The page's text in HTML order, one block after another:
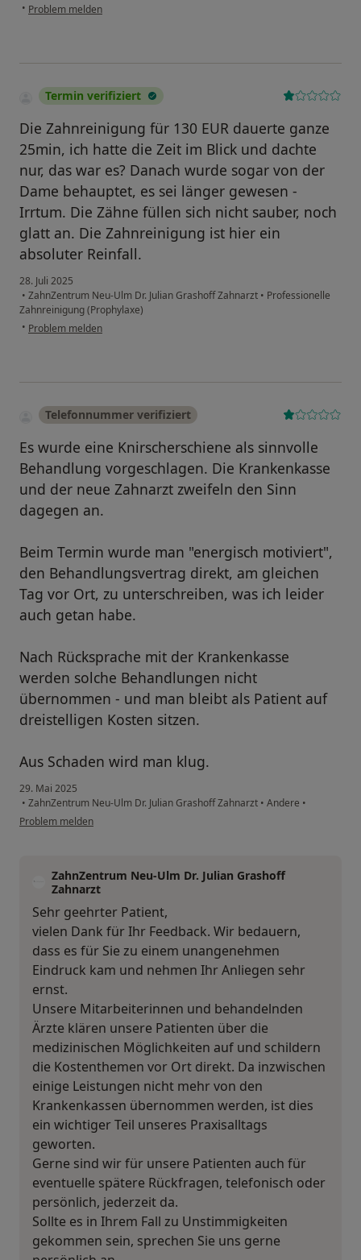
• Problem melden
Termin verifiziert
Die Zahnreinigung für 130 EUR dauerte ganze
25min, ich hatte die Zeit im Blick und dachte
nur, das war es? Danach wurde sogar von der
Dame behauptet, es sei länger gewesen -
Irrtum. Die Zähne füllen sich nicht sauber, noch
glatt an. Die Zahnreinigung ist hier ein
absoluter Reinfall.
28. Juli 2025
• ZahnZentrum Neu-Ulm Dr. Julian Grashoff Zahnarzt • Professionelle
Zahnreinigung (Prophylaxe)
• Problem melden
Telefonnummer verifiziert
Es wurde eine Knirscherschiene als sinnvolle
Behandlung vorgeschlagen. Die Krankenkasse
und der neue Zahnarzt zweifeln den Sinn
dagegen an.
Beim Termin wurde man "energisch motiviert",
den Behandlungsvertrag direkt, am gleichen
Tag vor Ort, zu unterschreiben, was ich leider
auch getan habe.
Nach Rücksprache mit der Krankenkasse
werden solche Behandlungen nicht
übernommen - und man bleibt als Patient auf
dreistelligen Kosten sitzen.
Aus Schaden wird man klug.
29. Mai 2025
• ZahnZentrum Neu-Ulm Dr. Julian Grashoff Zahnarzt • Andere •
Problem melden
ZahnZentrum Neu-Ulm Dr. Julian Grashoff
Zahnarzt
Sehr geehrter Patient,
vielen Dank für Ihr Feedback. Wir bedauern,
dass es für Sie zu einem unangenehmen
Eindruck kam und nehmen Ihr Anliegen sehr
ernst.
Unsere Mitarbeiterinnen und behandelnden
Ärzte klären unsere Patienten über die
medizinischen Möglichkeiten auf und schildern
die Kostenthemen vor Ort direkt. Da inzwischen
einige Leistungen nicht mehr von den
Krankenkassen übernommen werden, ist dies
ein wichtiger Teil unseres Praxisalltags
geworten.
Gerne sind wir für unsere Patienten auch für
eventuelle spätere Rückfragen, telefonisch oder
persönlich, jederzeit da.
Sollte es in Ihrem Fall zu Unstimmigkeiten
gekommen sein, sprechen Sie uns gerne